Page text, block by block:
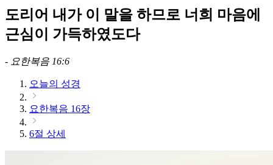
도리어 내가 이 말을 하므로 너희 마음에
근심이 가득하였도다
- 요한복음 16:6
오늘의 성경
요한복음 16장
6절 상세